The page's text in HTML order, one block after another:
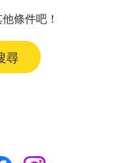
條件吧！
尋